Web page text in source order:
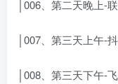
│006、第二天晚上-
│007、第三天上午-
│008、第三天下午-